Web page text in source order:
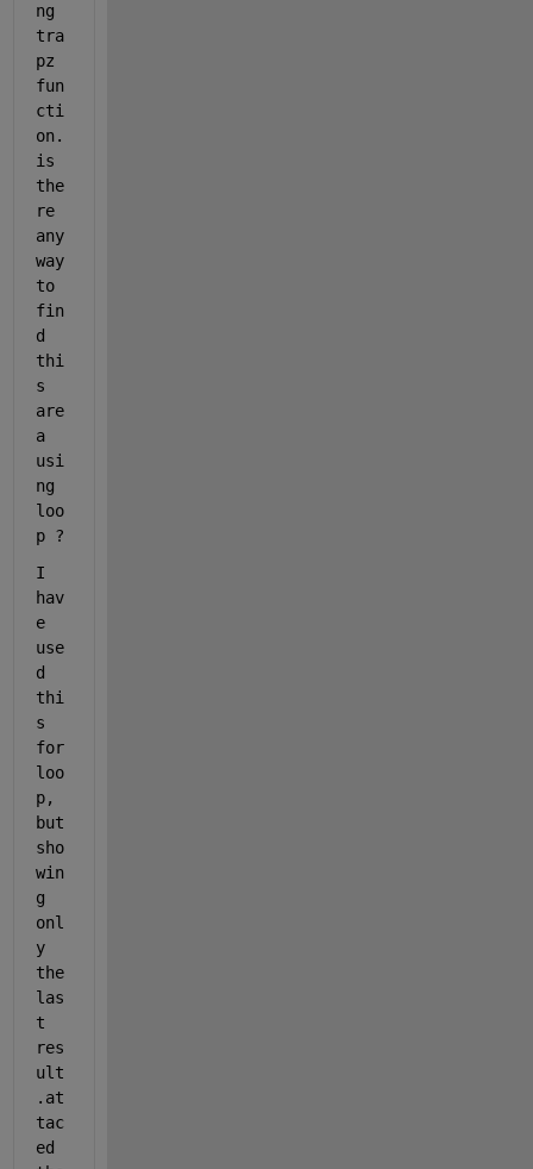
ng
tra
pz
fun
cti
on.
is
the
re
any
way
to
fin
d
thi
s
are
a
usi
ng
loo
p ?
I
hav
e
use
d
thi
s
for
loo
p,
but
sho
win
g
onl
y
the
las
t
res
ult
.at
tac
ed